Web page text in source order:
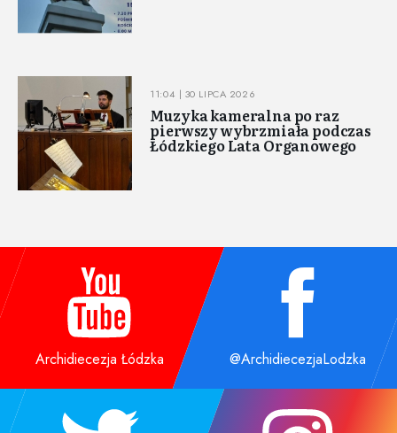
11:04 | 30 LIPCA 2026
Muzyka kameralna po raz
pierwszy wybrzmiała podczas
Łódzkiego Lata Organowego
Archidiecezja Łódzka @ArchidiecezjaLodzka